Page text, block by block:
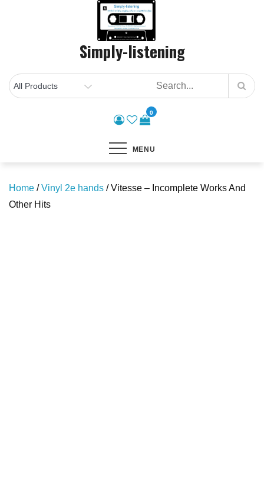
Simply-listening
0
MENU
Home /Vinyl 2e hands / Vitesse – Incomplete Works And
Other Hits